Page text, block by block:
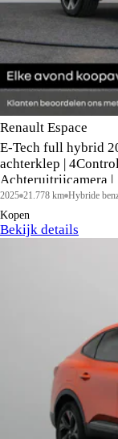
Renault Espace
E-Tech full hybrid
achterklep |
Achteruitrijcamera |
2025 21.778 km Hybride
Kopen
Bekijk details